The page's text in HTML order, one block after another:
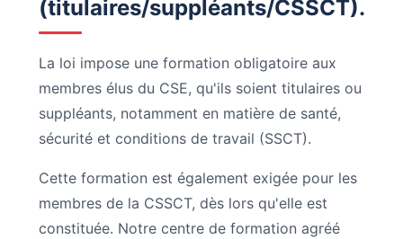
(titulaires/suppléants/CSSCT).
La loi impose une formation obligatoire aux
membres élus du CSE, qu'ils soient titulaires ou
suppléants, notamment en matière de santé,
sécurité et conditions de travail (SSCT).
Cette formation est également exigée pour les
membres de la CSSCT, dès lors qu'elle est
constituée. Notre centre de formation agréé